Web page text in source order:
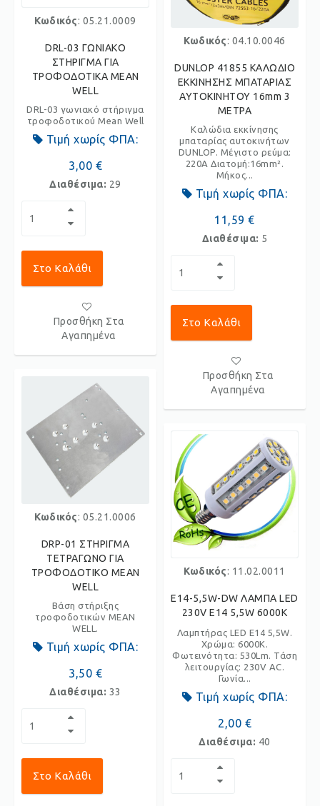
Κωδικός: 05.21.0009
DRL-03 ΓΩΝΙΑΚΟ
ΣΤΗΡΙΓΜΑ ΓΙΑ
ΤΡΟΦΟΔΟΤΙΚΑ MEAN
WELL
DRL-03 γωνιακό στήριγμα
τροφοδοτικού Mean Well
Τιμή χωρίς ΦΠΑ:
3,00 €
Διαθέσιμα: 29
Στο Καλάθι
Προσθήκη Στα
Αγαπημένα
Κωδικός: 05.21.0006
DRP-01 ΣΤΗΡΙΓΜΑ
ΤΕΤΡΑΓΩΝΟ ΓΙΑ
ΤΡΟΦΟΔΟΤΙΚΟ MEAN
WELL
Βάση στήριξης
τροφοδοτικών MEAN
WELL.
Τιμή χωρίς ΦΠΑ:
3,50 €
Διαθέσιμα: 33
Στο Καλάθι
Κωδικός: 04.10.0046
DUNLOP 41855 ΚΑΛΩΔΙΟ
ΕΚΚΙΝΗΣΗΣ ΜΠΑΤΑΡΙΑΣ
ΑΥΤΟΚΙΝΗΤΟΥ 16mm 3
ΜΕΤΡΑ
Καλώδια εκκίνησης
μπαταρίας αυτοκινήτων
DUNLOP. Μέγιστο ρεύμα:
220A Διατομή:16mm².
Μήκος...
Τιμή χωρίς ΦΠΑ:
11,59 €
Διαθέσιμα: 5
Στο Καλάθι
Προσθήκη Στα
Αγαπημένα
Κωδικός: 11.02.0011
E14-5,5W-DW ΛΑΜΠΑ LED
230V Ε14 5,5W 6000K
Λαμπτήρας LED E14 5,5W.
Χρώμα: 6000K.
Φωτεινότητα: 530Lm. Τάση
λειτουργίας: 230V AC.
Γωνία...
Τιμή χωρίς ΦΠΑ:
2,00 €
Διαθέσιμα: 40